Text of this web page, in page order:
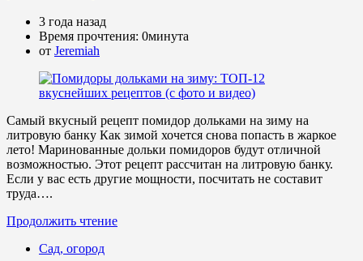
3 года назад
Время прочтения: 0минута
от Jeremiah
Самый вкусный рецепт помидор дольками на зиму на
литровую банку Как зимой хочется снова попасть в жаркое
лето! Маринованные дольки помидоров будут отличной
возможностью. Этот рецепт рассчитан на литровую банку.
Если у вас есть другие мощности, посчитать не составит
труда….
Продолжить чтение
Сад, огород